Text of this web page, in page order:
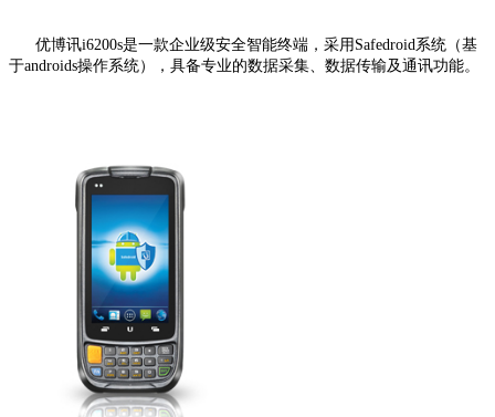
优博讯i6200s是一款企业级安全智能终端，采用Safedroid系统（基
于androids操作系统），具备专业的数据采集、数据传输及通讯功能。